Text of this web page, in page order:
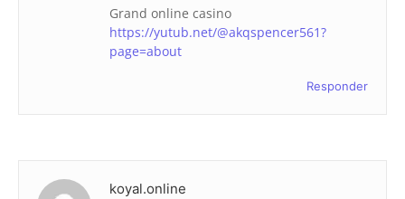
Grand online casino
https://yutub.net/@akqspencer561?
page=about
Responder
koyal.online